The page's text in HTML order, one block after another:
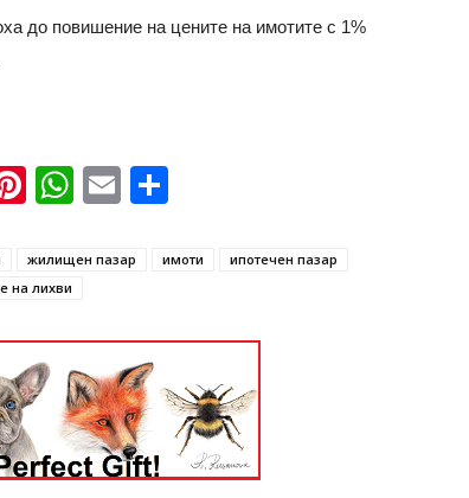
до повишение на цените на имотите с 1%
Pinterest
WhatsApp
Email
жилищен пазар имоти
ипотечен пазар
на лихви